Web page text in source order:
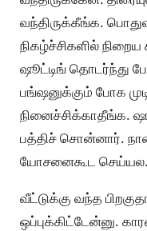
வந்திருக்கீங்க.
நிகழ்ச்சிகளில்
ஷூட்டிங் தொடர்ந்து
பங்ஷனுக்கும் போக
நினைச்சிக்காதீங்க.
பத்திச் சொன்னார்.
யோசனைகூட
வீட்டுக்கு வந்த
ஒப்புக்கிட்டேன்னு.